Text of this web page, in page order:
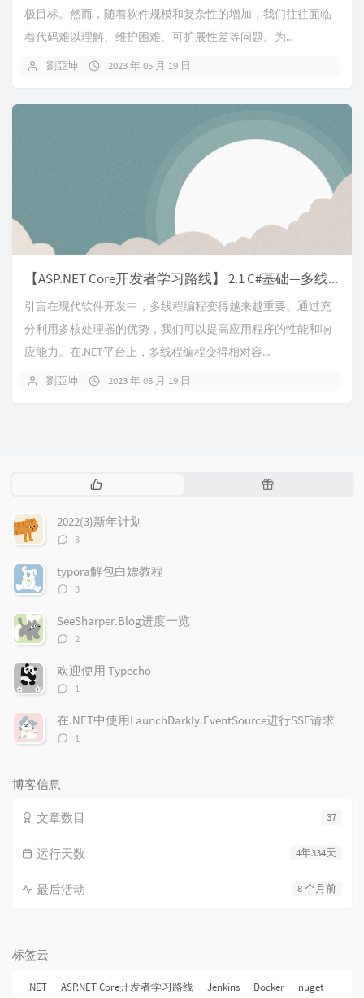
极目标。然而，随着软件规模和复杂性的增加，我们往往面临
着代码难以理解、维护困难、可扩展性差等问题。为...
劉亞坤 2023 年 05 月 19 日
【ASP.NET Core开发者学习路线】 2.1 C#基础—多线程
引言在现代软件开发中，多线程编程变得越来越重要。通过充
分利用多核处理器的优势，我们可以提高应用程序的性能和响
应能力。在.NET平台上，多线程编程变得相对容...
劉亞坤 2023 年 05 月 19 日
文
随
2022(3)新年计划
评
数：
3
typora解包白嫖教程
评
数：
3
SeeSharper.Blog进度一览
评
数：
2
欢迎使用 Typecho
评
数：
1
在.NET中使用LaunchDarkly.EventSource进行SSE请求
评1
博客信息
37
文章数目
4年334天
运行天数
8 个月前
最后活动
标签云
.NET ASP.NET Core开发者学习路线 Jenkins Docker nuget